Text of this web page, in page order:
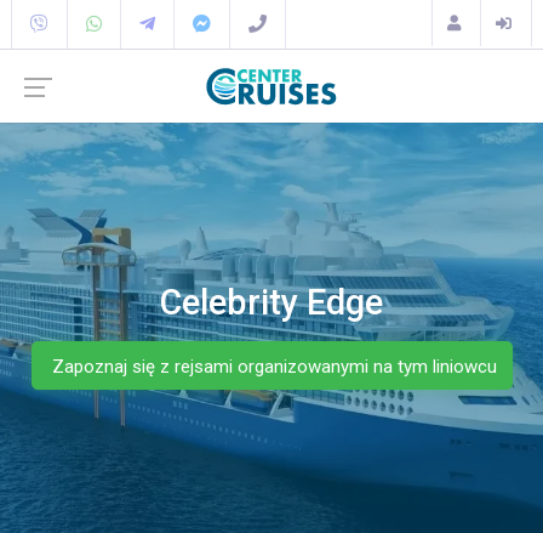
Celebrity Edge
Zapoznaj się z rejsami organizowanymi na tym liniowcu